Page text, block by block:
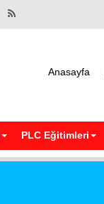
Anasayfa
PLC Eğitimleri